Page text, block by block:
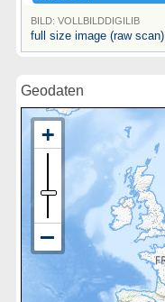
BILD: VOLLBILDDIGILIB
full size image (raw scan)
Geodaten